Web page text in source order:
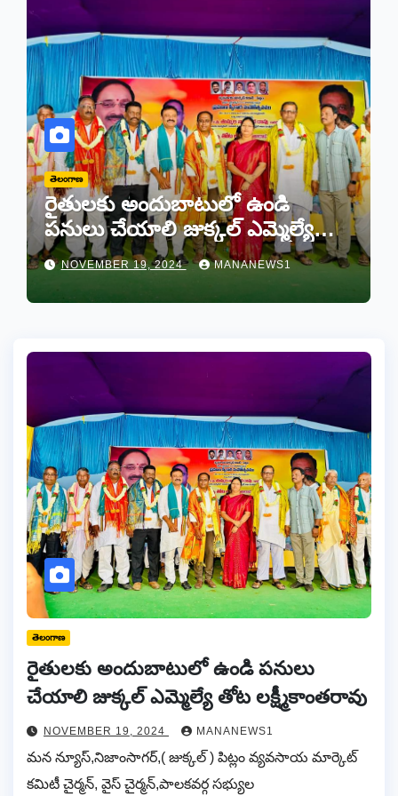
తెలంగాణ
రైతులకు అందుబాటులో ఉండి
పనులు చేయాలి జుక్కల్ ఎమ్మెల్యే
తోట లక్ష్మీకాంతరావు
NOVEMBER 19, 2024 MANANEWS1
తెలంగాణ
రైతులకు అందుబాటులో ఉండి పనులు
చేయాలి జుక్కల్ ఎమ్మెల్యే తోట లక్ష్మీకాంతరావు
NOVEMBER 19, 2024 MANANEWS1
మన న్యూస్,నిజాంసాగర్,( జుక్కల్ ) పిట్లం వ్యవసాయ మార్కెట్
కమిటీ చైర్మన్, వైస్ చైర్మన్,పాలకవర్గ సభ్యుల